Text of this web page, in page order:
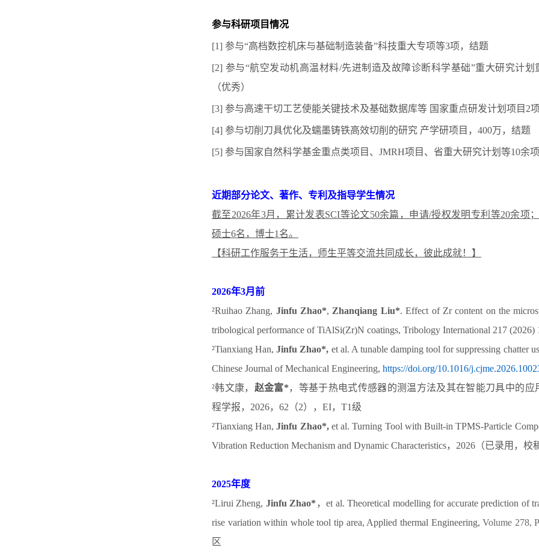
参与科研项目情况
[1] 参与“高档数控机床与基础制造装备”科技重大专项等3项，结题
[2] 参与“航空发动机高温材料/先进制造及故障诊断科学基础”重大研究计划
（优秀）
[3] 参与高速干切工艺使能关键技术及基础数据库等 国家重点研发计划项目 2
[4] 参与切削刀具优化及蠕墨铸铁高效切削的研究 产学研项目， 400万，结题
[5] 参与国家自然科学基金重点类项目、JMRH项目、省重大研究计划等10余项
近期部分论文、著作、专利及指导学生情况
截至2026年3月，累计发表SCI等论文50余篇，申请/授权发明专利等20余项
硕士6名，博士1名。
【科研工作服务于生活，师生平等交流共同成长，彼此成就！】
2026年3月前
²Ruihao Zhang, Jinfu Zhao*, Zhanqiang Liu*. Effect of Zr content on the
tribological performance of TiAlSi(Zr)N coatings, Tribology International 217 (2026)
²Tianxiang Han,Jinfu Zhao*, et al. A tunable damping tool for suppressing chatter
Chinese Journal of Mechanical Engineering, https://doi.org/10.1016/
²韩文康， 赵金富*，等基于热电式传感器的测温方法及其在智能刀具中的应
程学报， 2026， 62 （2）， EI， T1级
²Tianxiang Han,Jinfu Zhao*, et al. Turning Tool with Built-in TPMS-Particle
Vibration Reduction Mechanism and Dynamic Characteristics， 2026 （已录用，校
2025年度
²Lirui Zheng, Jinfu Zhao* ，et al.Theoretical modelling for accurate prediction of
rise variation within whole tool tip area, Applied thermal Engineering,Volume 278,
区